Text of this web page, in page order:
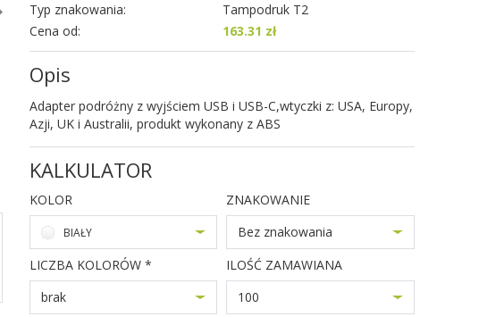
Typ znakowania:
Tampodruk T2
Cena od:
163.31 zł
Opis
Adapter podróżny z wyjściem USB i USB-C,wtyczki z: USA, Europy,
Azji, UK i Australii, produkt wykonany z ABS
KALKULATOR
KOLOR
BIAŁY
ZNAKOWANIE
Bez znakowania
LICZBA KOLORÓW *
brak
ILOŚĆ ZAMAWIANA
100